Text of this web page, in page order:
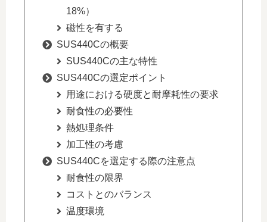
18%）
磁性を有する
SUS440Cの概要
SUS440Cの主な特性
SUS440Cの選定ポイント
用途における硬度と耐摩耗性の要求
耐食性の必要性
熱処理条件
加工性の考慮
SUS440Cを選定する際の注意点
耐食性の限界
コストとのバランス
温度環境